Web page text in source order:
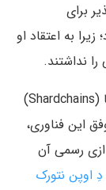
برای
به اعتقاد او
نداشتند.
نوآوری اصلی این شبکه، استفاده از شاردچین‌ها (Shardchains)
این فناوری،
رسمی آن
دِ اوپن نتورک